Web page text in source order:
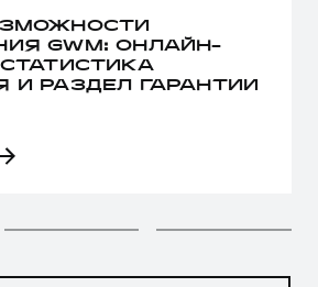
GWM: ОНЛАЙН-
И РАЗДЕЛ ГАРАНТИИ